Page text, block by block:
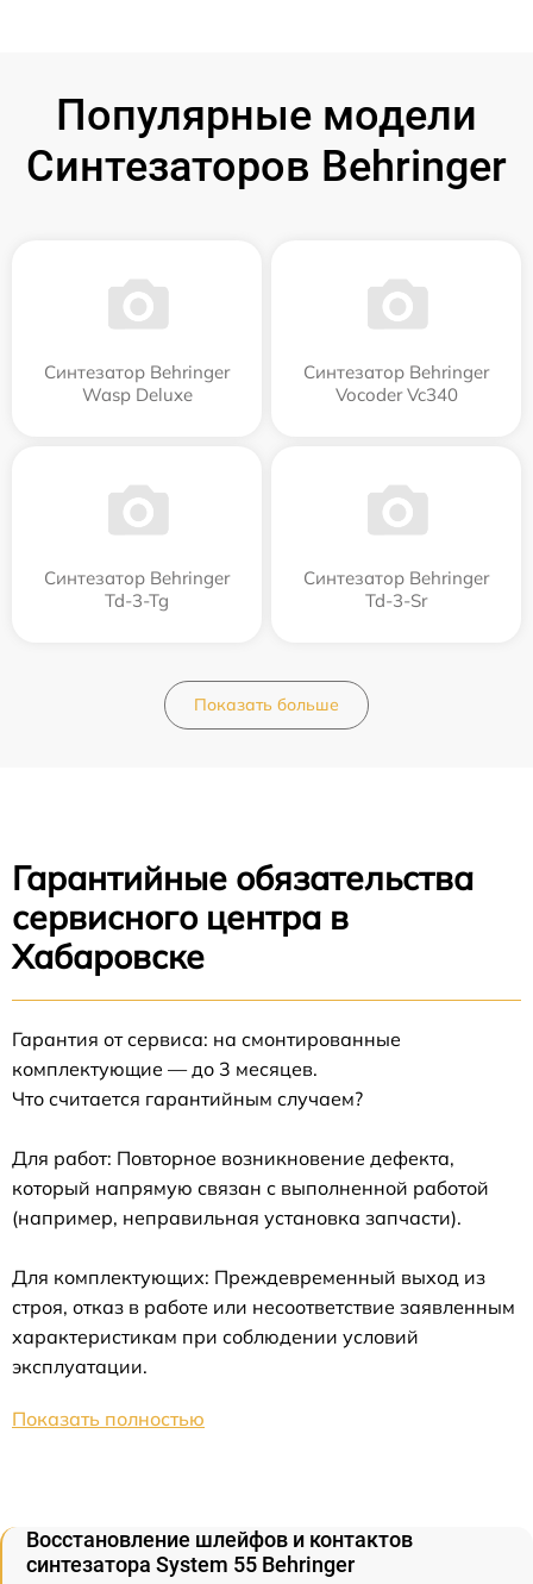
Популярные модели
Синтезаторов Behringer
Синтезатор Behringer
Wasp Deluxe
Синтезатор Behringer
Vocoder Vc340
Синтезатор Behringer
Td-3-Tg
Синтезатор Behringer
Td-3-Sr
Показать больше
Гарантийные обязательства
сервисного центра в
Хабаровске
Гарантия от сервиса: на смонтированные
комплектующие — до 3 месяцев.
Что считается гарантийным случаем?
Для работ: Повторное возникновение дефекта,
который напрямую связан с выполненной работой
(например, неправильная установка запчасти).
Для комплектующих: Преждевременный выход из
строя, отказ в работе или несоответствие заявленным
характеристикам при соблюдении условий
эксплуатации.
Показать полностью
Восстановление шлейфов и контактов
синтезатора System 55 Behringer